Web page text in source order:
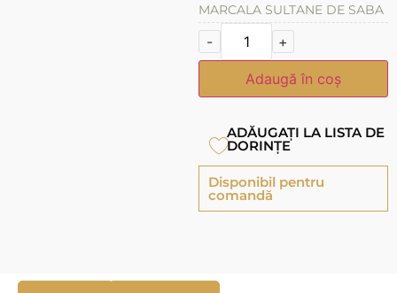
MARCALA SULTANE DE SABA
- +
Adaugă în coș
ADĂUGAȚI LA LISTA DE
DORINȚE
Disponibil pentru
comandă